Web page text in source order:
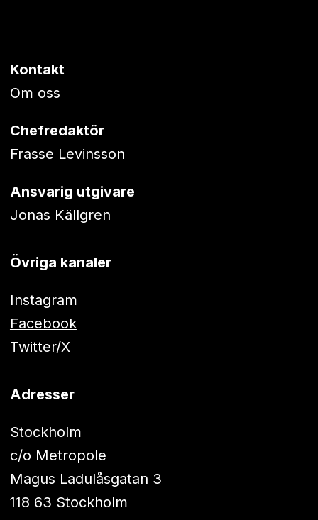
Kontakt
Om oss
Chefredaktör
Frasse Levinsson
Ansvarig utgivare
Jonas Källgren
Övriga kanaler
Instagram
Facebook
Twitter/X
Adresser
Stockholm
c/o Metropole
Magus Ladulåsgatan 3
118 63 Stockholm